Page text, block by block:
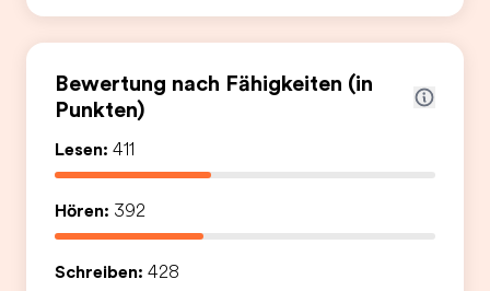
Teil des Teams werden
Bewertung nach Fähigkeiten (in
Punkten)
Lesen: 411
Hören: 392
Schreiben: 428